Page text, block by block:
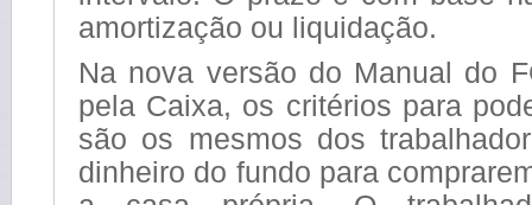
amortização ou liquidação.
Na nova versão do Manual do
pela Caixa, os critérios para
são os mesmos dos
dinheiro do fundo para